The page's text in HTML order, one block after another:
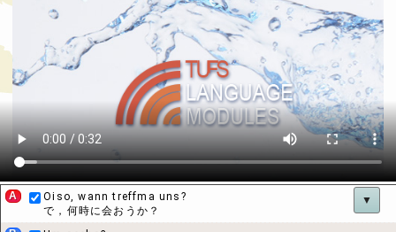
▼
A
Oiso, wann treffma uns?
で，何時に会おうか？